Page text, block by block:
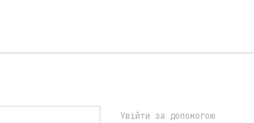
Увійти за допомогою